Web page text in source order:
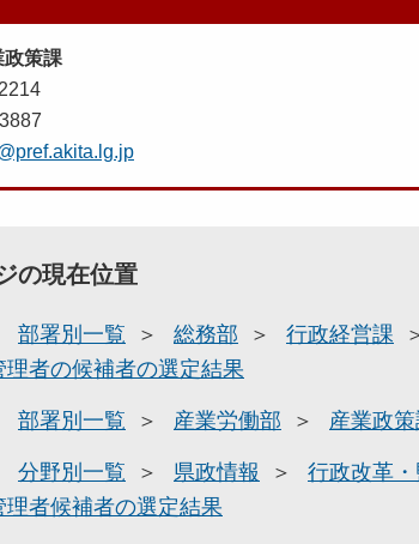
政策課
の現在位置
部署別一覧 総務部 行政経営課
理者の候補者の選定結果
部署別一覧 産業労働部 産業政策
分野別一覧 県政情報 行政改革
理者候補者の選定結果